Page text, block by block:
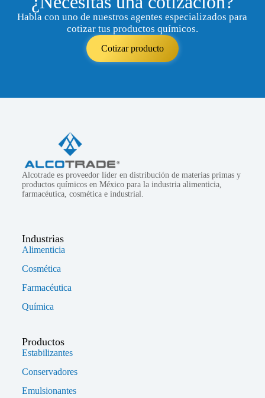
Habla con uno de nuestros agentes especializados para
cotizar tus productos químicos.
Cotizar producto
Alcotrade es proveedor líder en distribución de materias primas y
productos químicos en México para la industria alimenticia,
farmacéutica, cosmética e industrial.
Industrias
Alimenticia
Cosmética
Farmacéutica
Química
Productos
Estabilizantes
Conservadores
Emulsionantes